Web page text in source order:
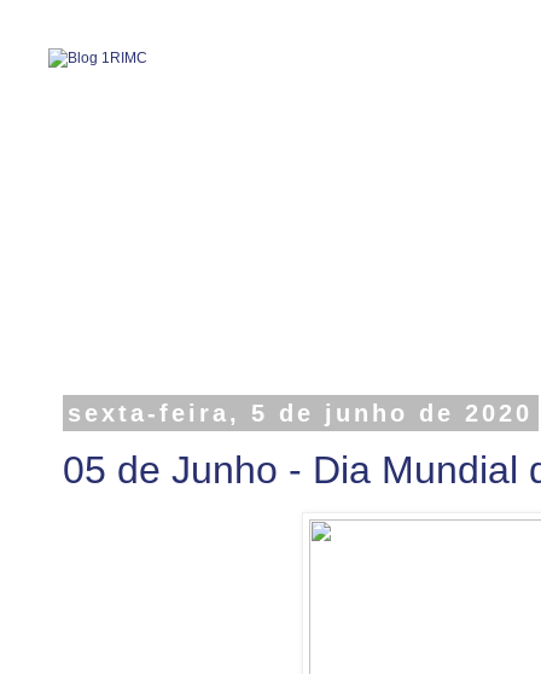
sexta-feira, 5 de junho de 2020
05 de Junho - Dia Mundial